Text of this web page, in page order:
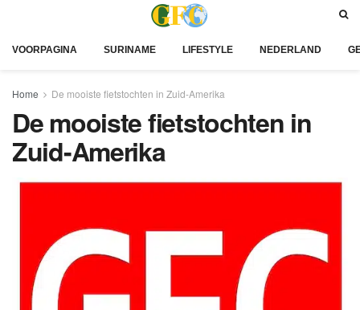
VOORPAGINA SURINAME LIFESTYLE NEDERLAND
Home De mooiste fietstochten in Zuid-Amerika
De mooiste fietstochten in
Zuid-Amerika